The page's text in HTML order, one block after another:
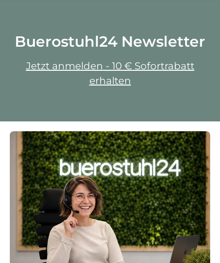
Buerostuhl24 Newsletter
Jetzt anmelden - 10 € Sofortrabatt
erhalten